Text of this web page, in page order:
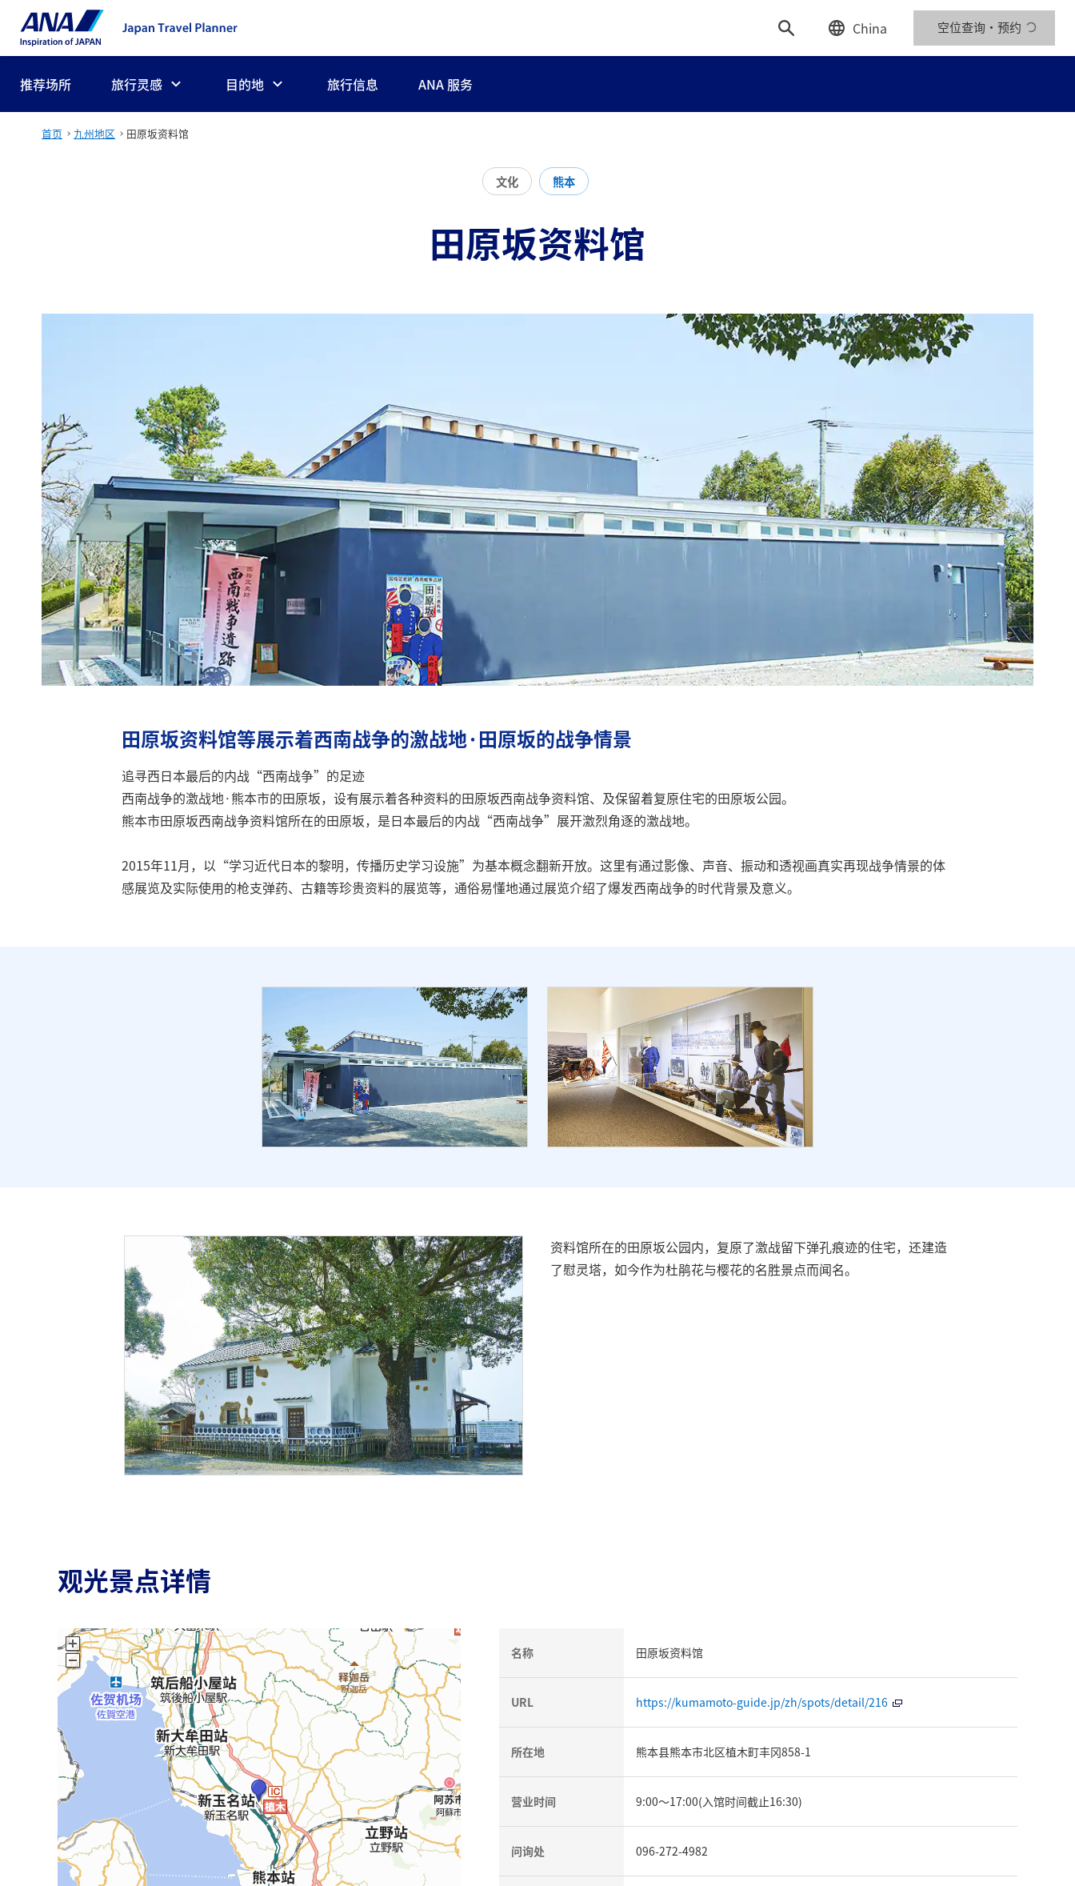
China 空位查询・预约
推荐场所 旅行灵感 目的地 旅行信息 ANA 服务
首页 九州地区 田原坂资料馆
文化 熊本
田原坂资料馆
田原坂资料馆等展示着西南战争的激战地·田原坂的战争情景
追寻西日本最后的内战“西南战争”的足迹
西南战争的激战地·熊本市的田原坂，设有展示着各种资料的田原坂西南战争资料馆、及保留着复原住宅的田原坂公园。
熊本市田原坂西南战争资料馆所在的田原坂，是日本最后的内战“西南战争”展开激烈角逐的激战地。
2015年11月，以“学习近代日本的黎明，传播历史学习设施”为基本概念翻新开放。这里有通过影像、声音、振动和透视画真实再现战争情景的体
感展览及实际使用的枪支弹药、古籍等珍贵资料的展览等，通俗易懂地通过展览介绍了爆发西南战争的时代背景及意义。
资料馆所在的田原坂公园内，复原了激战留下弹孔痕迹的住宅，还建造
了慰灵塔，如今作为杜鹃花与樱花的名胜景点而闻名。
观光景点详情
名称 田原坂资料馆
URL https://kumamoto-guide.jp/zh/spots/detail/216
所在地 熊本县熊本市北区植木町丰冈858-1
营业时间 9:00〜17:00(入馆时间截止16:30)
问询处 096-272-4982